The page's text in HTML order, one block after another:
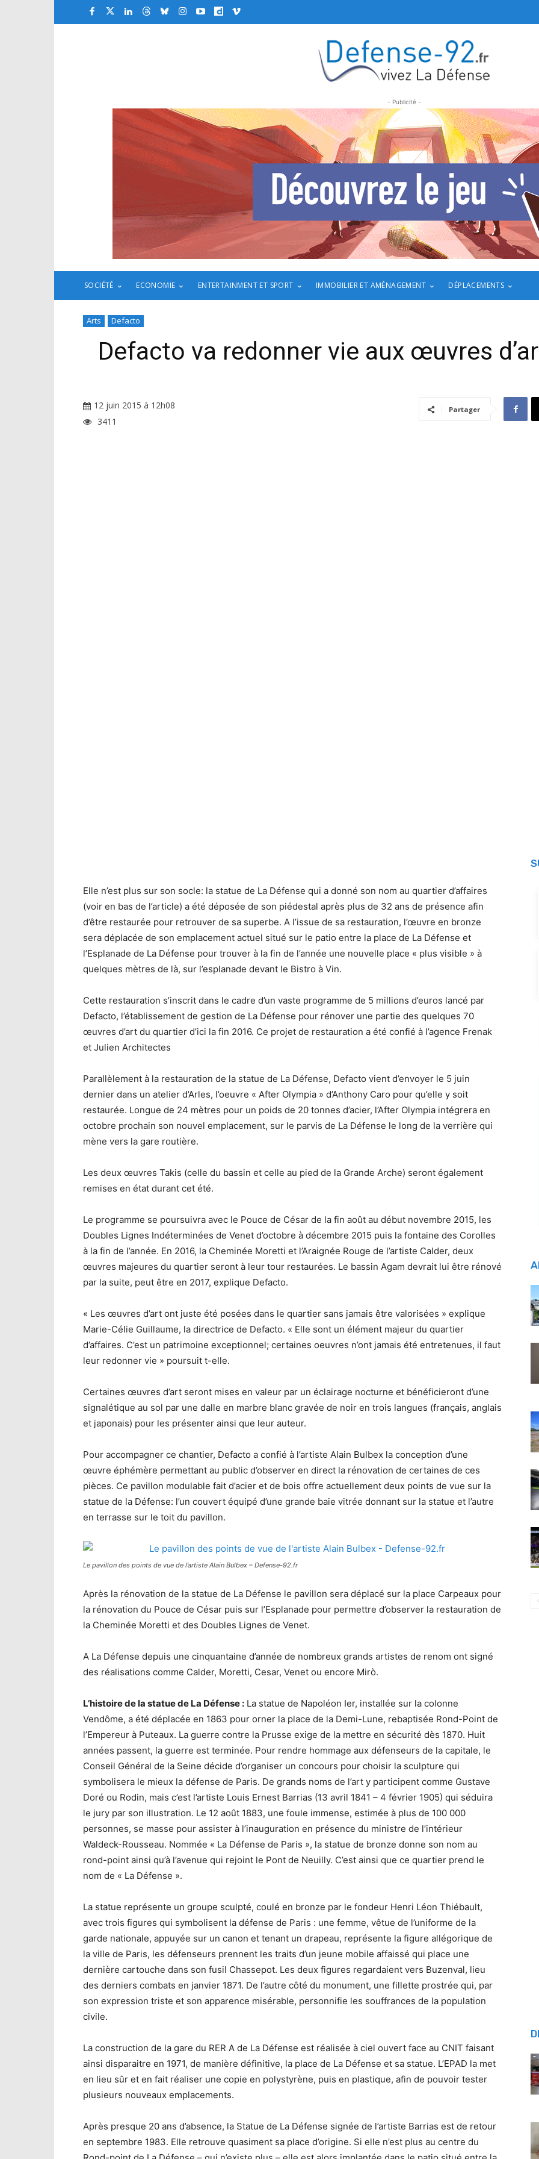
- Publicité -
SOCIÉTÉ ECONOMIE ENTERTAINMENT ET SPORT IMMOBILIER ET AMÉNAGEMENT DÉPLACEMENTS
Arts Defacto
Defacto va redonner vie aux œuvres
12 juin 2015 à 12h08
3411
Partager
Elle n’est plus sur son socle: la statue de La Défense qui a donné son nom au quartier d’affaires
(voir en bas de l’article) a été déposée de son piédestal après plus de 32 ans de présence afin
d’être restaurée pour retrouver de sa superbe. A l’issue de sa restauration, l’œuvre en bronze
sera déplacée de son emplacement actuel situé sur le patio entre la place de La Défense et
l’Esplanade de La Défense pour trouver à la fin de l’année une nouvelle place « plus visible » à
quelques mètres de là, sur l’esplanade devant le Bistro à Vin.
Cette restauration s’inscrit dans le cadre d’un vaste programme de 5 millions d’euros lancé par
Defacto, l’établissement de gestion de La Défense pour rénover une partie des quelques 70
œuvres d’art du quartier d’ici la fin 2016. Ce projet de restauration a été confié à l’agence Frenak
et Julien Architectes
Parallèlement à la restauration de la statue de La Défense, Defacto vient d’envoyer le 5 juin
dernier dans un atelier d’Arles, l’oeuvre « After Olympia » d’Anthony Caro pour qu’elle y soit
restaurée. Longue de 24 mètres pour un poids de 20 tonnes d’acier, l’After Olympia intégrera en
octobre prochain son nouvel emplacement, sur le parvis de La Défense le long de la verrière qui
mène vers la gare routière.
Les deux œuvres Takis (celle du bassin et celle au pied de la Grande Arche) seront également
remises en état durant cet été.
Le programme se poursuivra avec le Pouce de César de la fin août au début novembre 2015, les
Doubles Lignes Indéterminées de Venet d’octobre à décembre 2015 puis la fontaine des Corolles
à la fin de l’année. En 2016, la Cheminée Moretti et l’Araignée Rouge de l’artiste Calder, deux
œuvres majeures du quartier seront à leur tour restaurées. Le bassin Agam devrait lui être rénové
par la suite, peut être en 2017, explique Defacto.
« Les œuvres d’art ont juste été posées dans le quartier sans jamais être valorisées » explique
Marie-Célie Guillaume, la directrice de Defacto. « Elle sont un élément majeur du quartier
d’affaires. C’est un patrimoine exceptionnel; certaines oeuvres n’ont jamais été entretenues, il faut
leur redonner vie » poursuit t-elle.
Certaines œuvres d’art seront mises en valeur par un éclairage nocturne et bénéficieront d’une
signalétique au sol par une dalle en marbre blanc gravée de noir en trois langues (français, anglais
et japonais) pour les présenter ainsi que leur auteur.
Pour accompagner ce chantier, Defacto a confié à l’artiste Alain Bulbex la conception d’une
œuvre éphémère permettant au public d’observer en direct la rénovation de certaines de ces
pièces. Ce pavillon modulable fait d’acier et de bois offre actuellement deux points de vue sur la
statue de la Défense: l’un couvert équipé d’une grande baie vitrée donnant sur la statue et l’autre
en terrasse sur le toit du pavillon.
Le pavillon des points de vue de l’artiste Alain Bulbex – Defense-92.fr
Après la rénovation de la statue de La Défense le pavillon sera déplacé sur la place Carpeaux pour
la rénovation du Pouce de César puis sur l’Esplanade pour permettre d’observer la restauration de
la Cheminée Moretti et des Doubles Lignes de Venet.
A La Défense depuis une cinquantaine d’année de nombreux grands artistes de renom ont signé
des réalisations comme Calder, Moretti, Cesar, Venet ou encore Mirò.
L’histoire de la statue de La Défense : La statue de Napoléon Ier, installée sur la colonne
Vendôme, a été déplacée en 1863 pour orner la place de la Demi-Lune, rebaptisée Rond-Point de
l’Empereur à Puteaux. La guerre contre la Prusse exige de la mettre en sécurité dès 1870. Huit
années passent, la guerre est terminée. Pour rendre hommage aux défenseurs de la capitale, le
Conseil Général de la Seine décide d’organiser un concours pour choisir la sculpture qui
symbolisera le mieux la défense de Paris. De grands noms de l’art y participent comme Gustave
Doré ou Rodin, mais c’est l’artiste Louis Ernest Barrias (13 avril 1841 – 4 février 1905) qui séduira
le jury par son illustration. Le 12 août 1883, une foule immense, estimée à plus de 100 000
personnes, se masse pour assister à l’inauguration en présence du ministre de l’intérieur
Waldeck-Rousseau. Nommée « La Défense de Paris », la statue de bronze donne son nom au
rond-point ainsi qu’à l’avenue qui rejoint le Pont de Neuilly. C’est ainsi que ce quartier prend le
nom de « La Défense ».
La statue représente un groupe sculpté, coulé en bronze par le fondeur Henri Léon Thiébault,
avec trois figures qui symbolisent la défense de Paris : une femme, vêtue de l’uniforme de la
garde nationale, appuyée sur un canon et tenant un drapeau, représente la figure allégorique de
la ville de Paris, les défenseurs prennent les traits d’un jeune mobile affaissé qui place une
dernière cartouche dans son fusil Chassepot. Les deux figures regardaient vers Buzenval, lieu
des derniers combats en janvier 1871. De l’autre côté du monument, une fillette prostrée qui, par
son expression triste et son apparence misérable, personnifie les souffrances de la population
civile.
La construction de la gare du RER A de La Défense est réalisée à ciel ouvert face au CNIT faisant
ainsi disparaitre en 1971, de manière définitive, la place de La Défense et sa statue. L’EPAD la met
en lieu sûr et en fait réaliser une copie en polystyrène, puis en plastique, afin de pouvoir tester
plusieurs nouveaux emplacements.
Après presque 20 ans d’absence, la Statue de La Défense signée de l’artiste Barrias est de retour
en septembre 1983. Elle retrouve quasiment sa place d’origine. Si elle n’est plus au centre du